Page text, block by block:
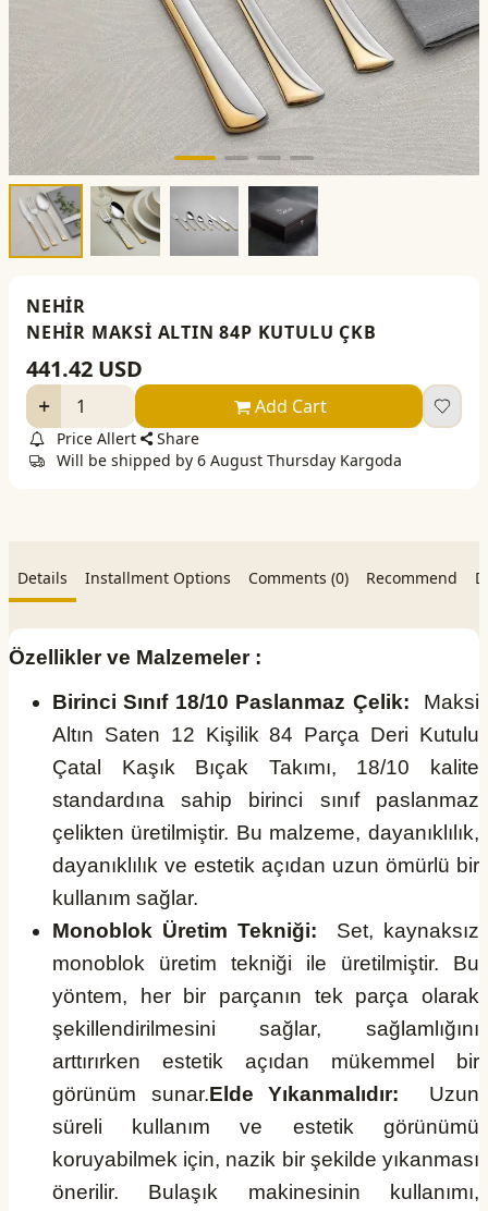
NEHİR
NEHİR MAKSİ ALTIN 84P KUTULU ÇKB
441.42 USD
Add Cart
Price Allert
Share
Will be shipped by 6 August Thursday Kargoda
Details Installment Options Comments (0) Recommend
Özellikler ve Malzemeler :
Birinci Sınıf 18/10 Paslanmaz Çelik: Maksi
Altın Saten 12 Kişilik 84 Parça Deri Kutulu
Çatal Kaşık Bıçak Takımı, 18/10 kalite
standardına sahip birinci sınıf paslanmaz
çelikten üretilmiştir. Bu malzeme, dayanıklılık,
dayanıklılık ve estetik açıdan uzun ömürlü bir
kullanım sağlar.
Monoblok Üretim Tekniği: Set, kaynaksız
monoblok üretim tekniği ile üretilmiştir. Bu
yöntem, her bir parçanın tek parça olarak
şekillendirilmesini sağlar, sağlamlığını
arttırırken estetik açıdan mükemmel bir
görünüm sunar.Elde Yıkanmalıdır: Uzun
süreli kullanım ve estetik görünümü
koruyabilmek için, nazik bir şekilde yıkanması
önerilir. Bulaşık makinesinin kullanımı,